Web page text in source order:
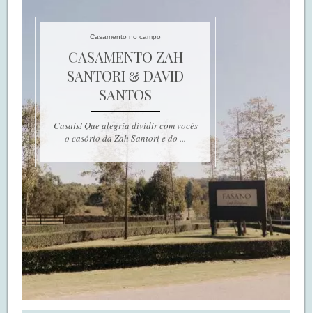
Casamento no campo
CASAMENTO ZAH
SANTORI & DAVID
SANTOS
Casais! Que alegria dividir com vocês
o casório da Zah Santori e do ...